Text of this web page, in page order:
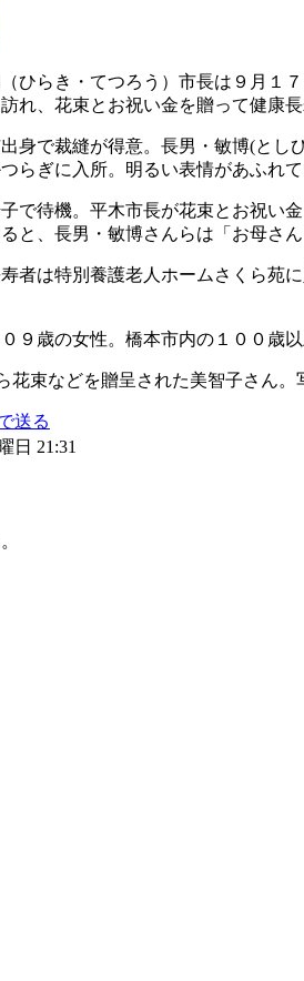
ひらき・てつろう）市長は９月１
れ、花束とお祝い金を贈って健康長
身で裁縫が得意。長男・敏博(と
らぎに入所。明るい表情があふれて
で待機。平木市長が花束とお祝い
と、長男・敏博さんらは「お母さ
者は特別養護老人ホームさくら苑
９歳の女性。橋本市内の１００歳
花束などを贈呈された美智子さん
日 21:31